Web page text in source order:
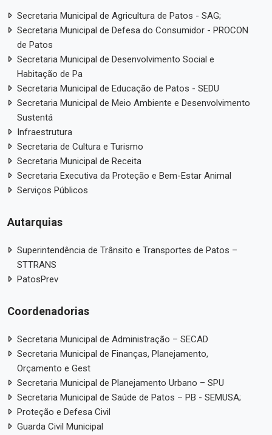
Secretaria Municipal de Agricultura de Patos - SAG;
Secretaria Municipal de Defesa do Consumidor - PROCON
de Patos
Secretaria Municipal de Desenvolvimento Social e
Habitação de Pa
Secretaria Municipal de Educação de Patos - SEDU
Secretaria Municipal de Meio Ambiente e Desenvolvimento
Sustentá
Infraestrutura
Secretaria de Cultura e Turismo
Secretaria Municipal de Receita
Secretaria Executiva da Proteção e Bem-Estar Animal
Serviços Públicos
Autarquias
Superintendência de Trânsito e Transportes de Patos –
STTRANS
PatosPrev
Coordenadorias
Secretaria Municipal de Administração – SECAD
Secretaria Municipal de Finanças, Planejamento,
Orçamento e Gest
Secretaria Municipal de Planejamento Urbano – SPU
Secretaria Municipal de Saúde de Patos – PB - SEMUSA;
Proteção e Defesa Civil
Guarda Civil Municipal